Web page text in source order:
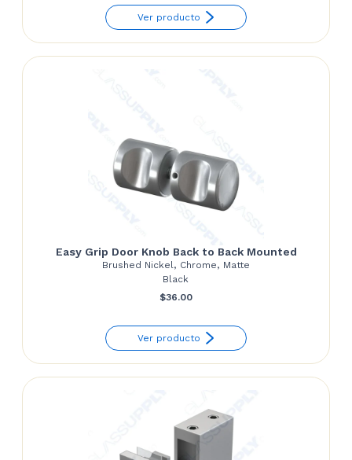
Ver producto
Easy Grip Door Knob Back to Back Mounted
Brushed Nickel, Chrome, Matte
Black
$36.00
Ver producto